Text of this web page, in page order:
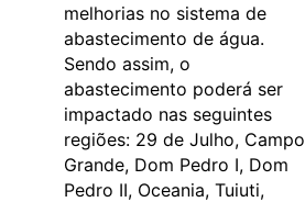
melhorias no sistema de
abastecimento de água.
Sendo assim, o
abastecimento poderá ser
impactado nas seguintes
regiões: 29 de Julho, Campo
Grande, Dom Pedro I, Dom
Pedro II, Oceania, Tuiuti,